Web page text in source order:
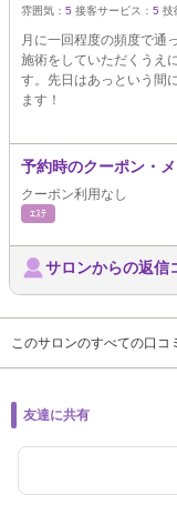
雰囲気： 5 接客サービス： 5 技
月に一回程度の頻度で通
施術をしていただくうえ
す。先日はあっという間
ます！
予約時のクーポン・
クーポン利用なし
ｴｽﾃ
サロンからの返信
このサロンのすべての口コ
友達に共有